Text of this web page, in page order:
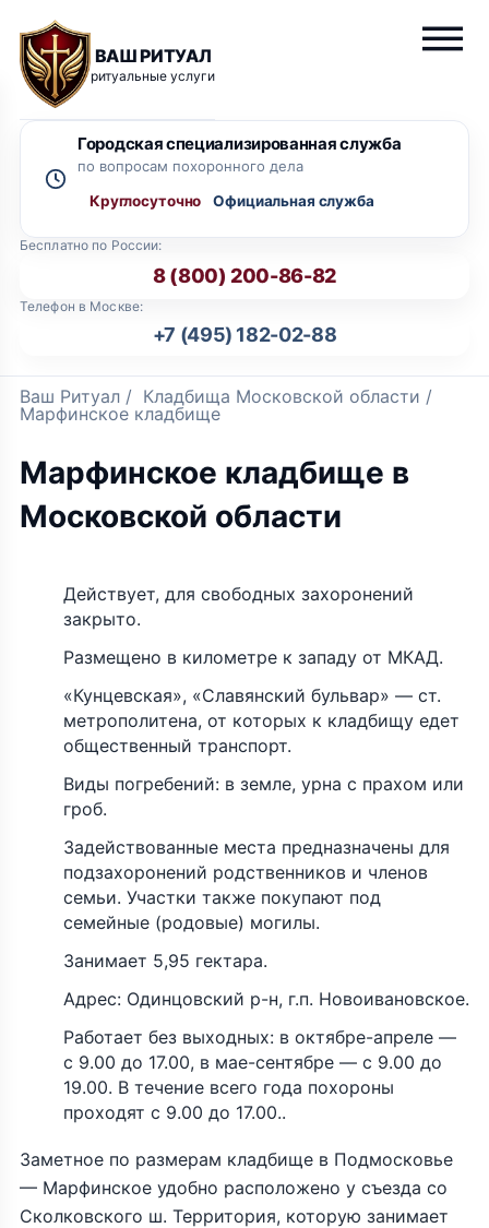
ВАШ РИТУАЛ
ритуальные услуги
Бесплатно по России:
8 (800) 200-86-82
Телефон в Москве:
+7 (495) 182-02-88
Городская специализированная служба
по вопросам похоронного дела
Круглосуточно
Ваш Ритуал / Кладбища Московской области /
Марфинское кладбище
Марфинское кладбище в
Московской области
Действует, для свободных захоронений
закрыто.
Размещено в километре к западу от МКАД.
«Кунцевская», «Славянский бульвар» — ст.
метрополитена, от которых к кладбищу едет
общественный транспорт.
Виды погребений: в земле, урна с прахом или
гроб.
Задействованные места предназначены для
подзахоронений родственников и членов
семьи. Участки также покупают под
семейные (родовые) могилы.
Занимает 5,95 гектара.
Адрес: Одинцовский р-н, г.п. Новоивановское.
Работает без выходных: в октябре-апреле —
с 9.00 до 17.00, в мае-сентябре — с 9.00 до
19.00. В течение всего года похороны
проходят с 9.00 до 17.00..
Заметное по размерам кладбище в Подмосковье
— Марфинское удобно расположено у съезда со
Сколковского ш. Территория, которую занимает